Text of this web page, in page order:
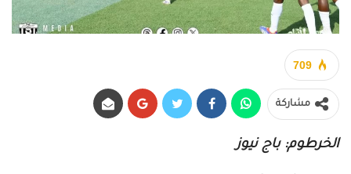
709
مشاركة
الخرطوم: باج نيوز